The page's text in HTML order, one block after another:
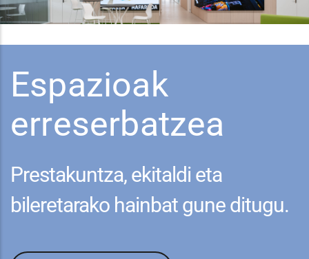
Espazioak
erreserbatzea
Prestakuntza, ekitaldi eta
bileretarako hainbat gune ditugu.